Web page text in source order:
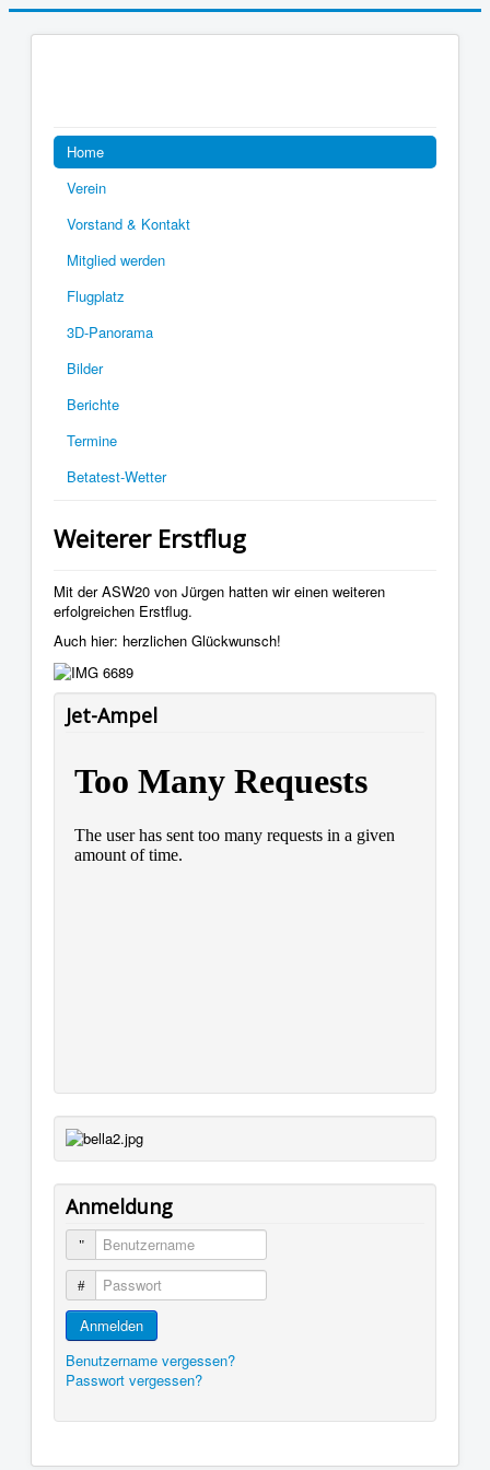
Home
Verein
Vorstand & Kontakt
Mitglied werden
Flugplatz
3D-Panorama
Bilder
Berichte
Termine
Betatest-Wetter
Weiterer Erstflug
Mit der ASW20 von Jürgen hatten wir einen weiteren
erfolgreichen Erstflug.
Auch hier: herzlichen Glückwunsch!
Jet-Ampel
Anmeldung
Benutzername
Passwort
Anmelden
Benutzername vergessen?
Passwort vergessen?